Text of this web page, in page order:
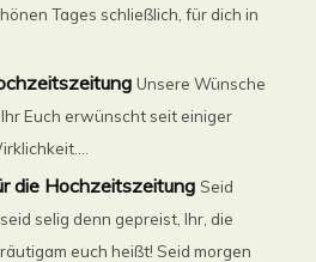
Tages schließlich, für dich in
Unsere Wünsche
Euch erwünscht seit einiger
die Hochzeitszeitung Seid
selig denn gepreist, Ihr, die
euch heißt! Seid morgen